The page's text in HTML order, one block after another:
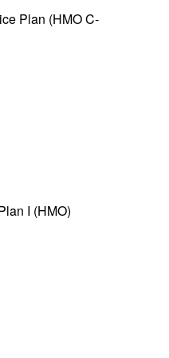
Plan (HMO C-
I (HMO)